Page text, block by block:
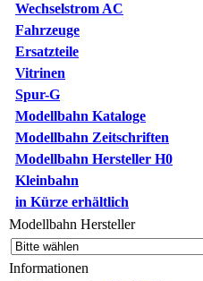
Wechselstrom AC
Fahrzeuge
Ersatzteile
Vitrinen
Spur-G
Modellbahn Kataloge
Modellbahn Zeitschriften
Modellbahn Hersteller H0
Kleinbahn
in Kürze erhältlich
Modellbahn Hersteller
Informationen